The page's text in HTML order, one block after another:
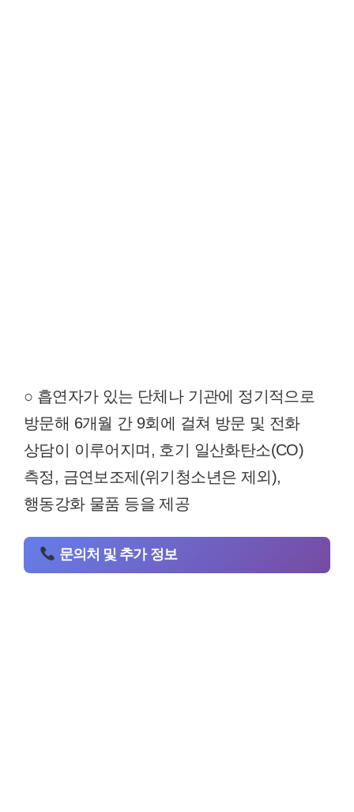
○ 흡연자가 있는 단체나 기관에 정기적으로
방문해 6개월 간 9회에 걸쳐 방문 및 전화
상담이 이루어지며, 호기 일산화탄소(CO)
측정, 금연보조제(위기청소년은 제외),
행동강화 물품 등을 제공
문의처 및 추가 정보